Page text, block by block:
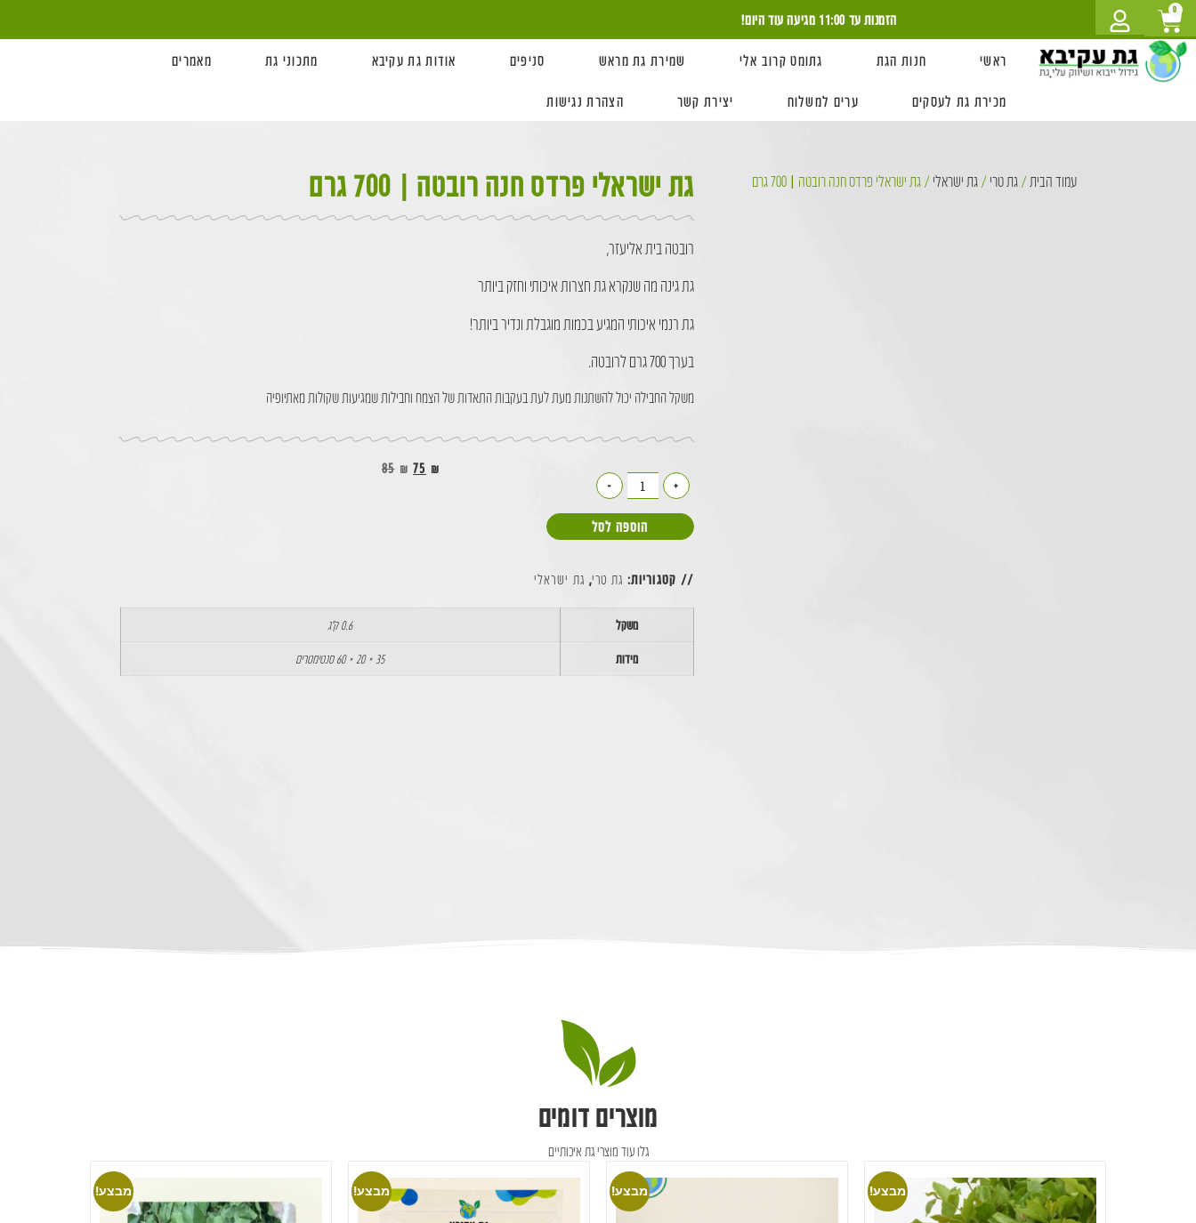
לתוכן
0
הזמנות עד 11:00 מגיעה עוד היום!
ראשי חנות הגת גתומט קרוב אלי שמירת גת מראש סניפים אודות גת עקיבא מתכוני גת מאמרים
מכירת גת לעסקים ערים למשלוח יצירת קשר הצהרת נגישות
עמוד הבית /גת טרי /גת ישראלי / גת ישראלי פרדס חנה רובטה | 700 גרם גת ישראלי פרדס חנה רובטה | 700 גרם
רובטה בית אליעזר,
גת גינה מה שנקרא גת חצרות איכותי וחזק ביותר
גת רנמי איכותי המגיע בכמות מוגבלת ונדיר ביותר!
בערך 700 גרם לרובטה.
משקל החבילה יכול להשתנות מעת לעת בעקבות התאדות של הצמח וחבילות שמגיעות שקולות מאתיופיה
85 ₪ 75 ₪
-
+
הוספה לסל
// קטגוריות: גת טרי, גת ישראלי
משקל 0.6 ק"ג
מידות 35 × 20 × 60 סנטימטרים
מוצרים דומים
גלו עוד מוצרי גת איכותיים
מבצע! מבצע! מבצע! מבצע!